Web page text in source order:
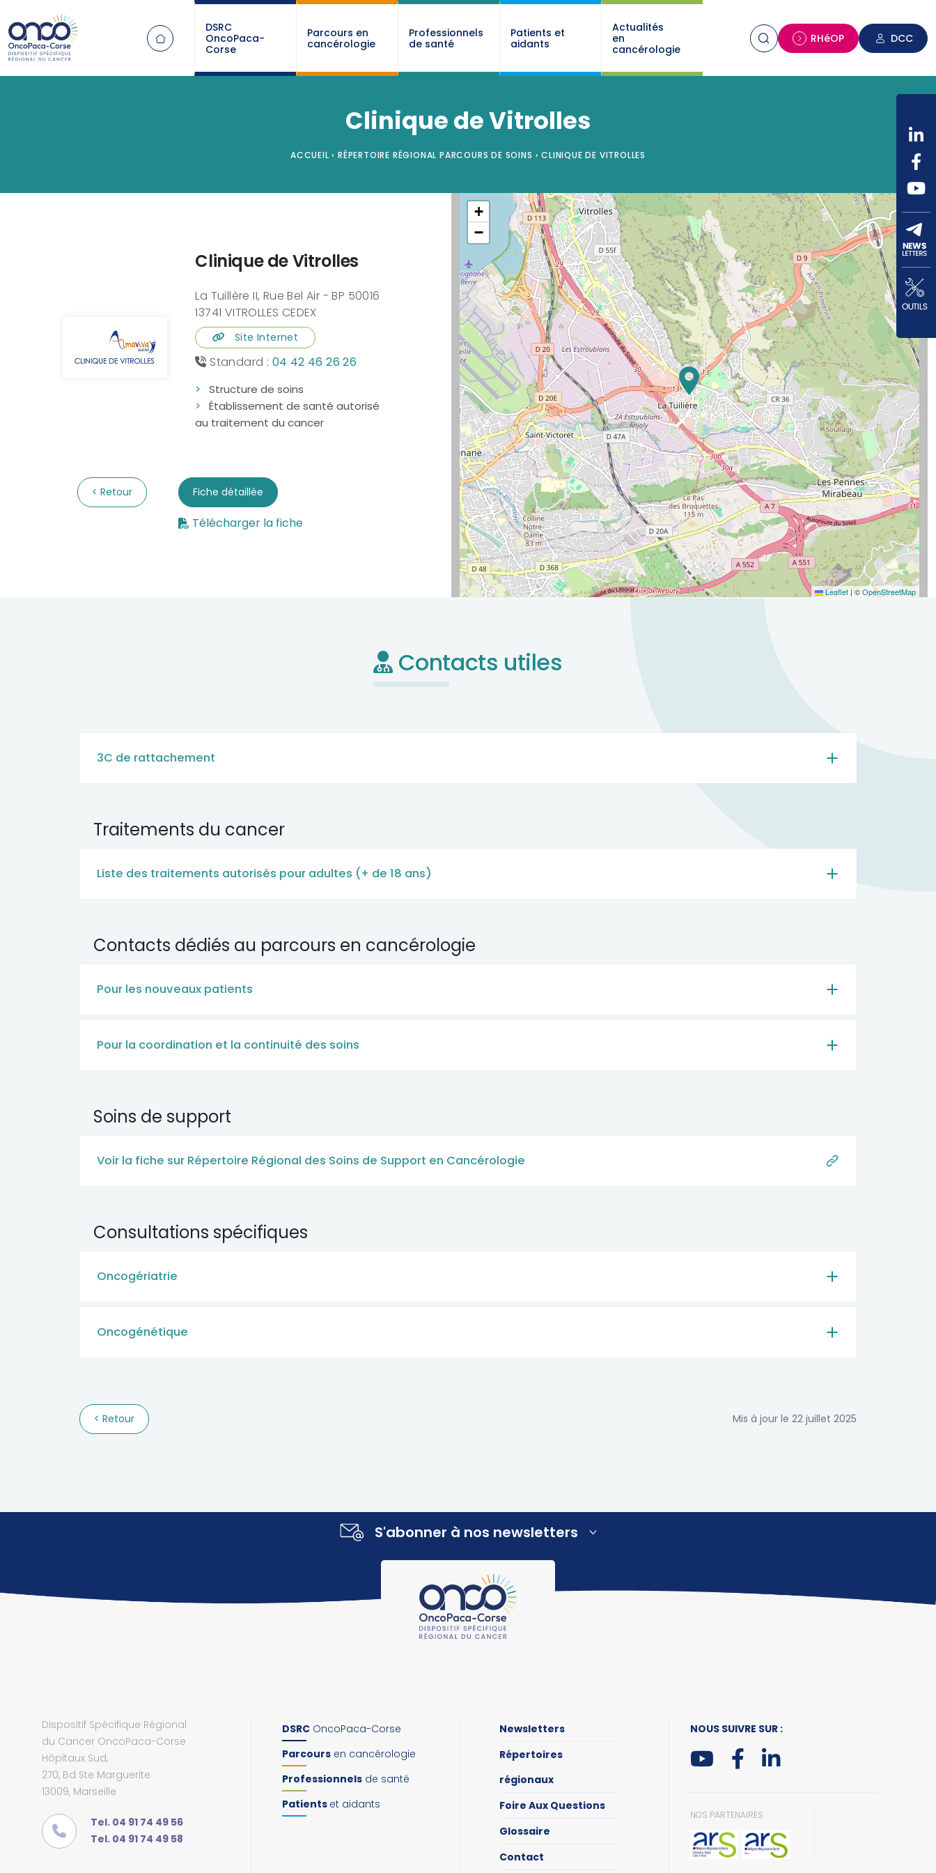
DSRC
OncoPaca-
Corse
Parcours en
cancérologie
Professionnels
de santé
Patients et
aidants
Actualités
en
cancérologie
RHéOP DCC
Clinique de Vitrolles
ACCUEIL › RÉPERTOIRE RÉGIONAL PARCOURS DE SOINS › CLINIQUE DE VITROLLES
Clinique de Vitrolles
La Tuillère II, Rue Bel Air - BP 50016
13741 VITROLLES CEDEX
Site Internet
Standard : 04 42 46 26 26
Structure de soins
Établissement de santé autorisé
au traitement du cancer
Retour Fiche détaillée
Télécharger la fiche
+
−
Leaflet |©OpenStreetMap
Contacts utiles
3C de rattachement
Traitements du cancer
Liste des traitements autorisés pour adultes (+ de 18 ans)
Contacts dédiés au parcours en cancérologie
Pour les nouveaux patients
Pour la coordination et la continuité des soins
Soins de support
Voir la fiche sur Répertoire Régional des Soins de Support en Cancérologie
Consultations spécifiques
Oncogériatrie
Oncogénétique
Retour Mis à jour le 22 juillet 2025
S'abonner à nos newsletters
Dispositif Spécifique Régional
du Cancer OncoPaca-Corse
Hôpitaux Sud,
270, Bd Ste Marguerite
13009, Marseille
Tel. 04 91 74 49 56
Tel. 04 91 74 49 58
DSRC OncoPaca-Corse
Parcours en cancérologie
Professionnels de santé
Patients et aidants
Newsletters
Répertoires
régionaux
Foire Aux Questions
Glossaire
Contact
NOUS SUIVRE SUR :
NOS PARTENAIRES